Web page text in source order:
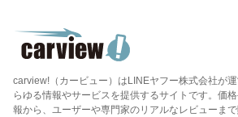
carview!（カービュー）はLINEヤフー株式会社が
らゆる情報やサービスを提供するサイトです。価
報から、ユーザーや専門家のリアルなレビューま